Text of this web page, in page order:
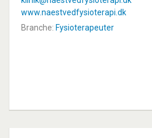
www.naestvedfysioterapi.dk
Branche: Fysioterapeuter